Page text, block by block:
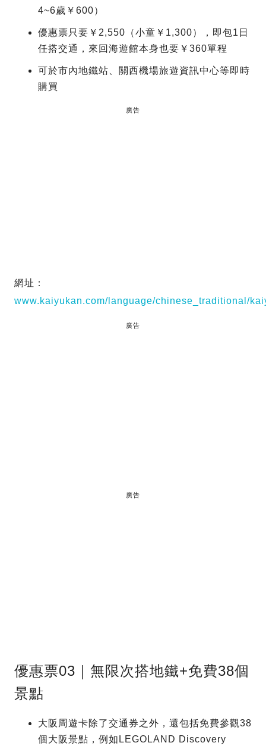
4~6歲￥600）
優惠票只要￥2,550（小童￥1,300），即包1日
任搭交通，來回海遊館本身也要￥360單程
可於市內地鐵站、關西機場旅遊資訊中心等即時
購買
廣告
網址：
www.kaiyukan.com/language/chinese_traditional/
廣告
廣告
優惠票03｜無限次搭地鐵+免費38個
景點
大阪周遊卡除了交通券之外，還包括免費參觀38
個大阪景點，例如LEGOLAND Discovery